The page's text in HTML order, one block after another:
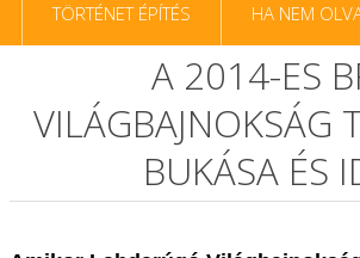
TÖRTÉNET ÉPÍTÉS HA NEM
A 2014-ES
VILÁGBAJNOKSÁG
BUKÁSA ÉS